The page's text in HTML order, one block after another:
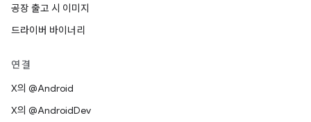
공장 출고 시 이미지
드라이버 바이너리
연결
X의 @Android
X의 @AndroidDev